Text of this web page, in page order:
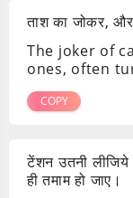
ताश का जोकर,
The joker of
ones, often
COPY
टेंशन उतनी लीजिये
ही तमाम हो जाए।